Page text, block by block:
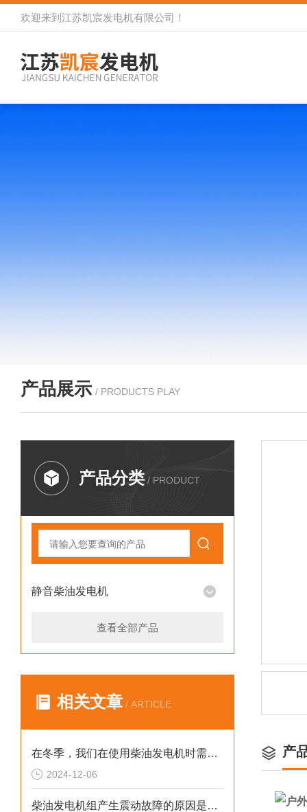
欢迎来到 江苏凯宸发电机有限公司 ！
产品展示 / PRODUCTS PLAY
产品分类 / PRODUCT
静音柴油发电机
查看全部产品
相关文章 / ARTICLE
在冬季，我们在使用柴油发电机时需要注意什么呢？
2024-12-06
柴油发电机组产生震动故障的原因是什么？
产